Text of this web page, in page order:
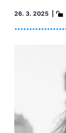
26. 3. 2025 |